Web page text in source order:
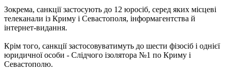
Зокрема, санкції застосують до 12 юросіб, серед яких місцеві
телеканали із Криму і Севастополя, інформагентства й
інтернет-видання.
Крім того, санкції застосовуватимуть до шести фізосіб і однієї
юридичної особи - Слідчого ізолятора №1 по Криму і
Севастополю.